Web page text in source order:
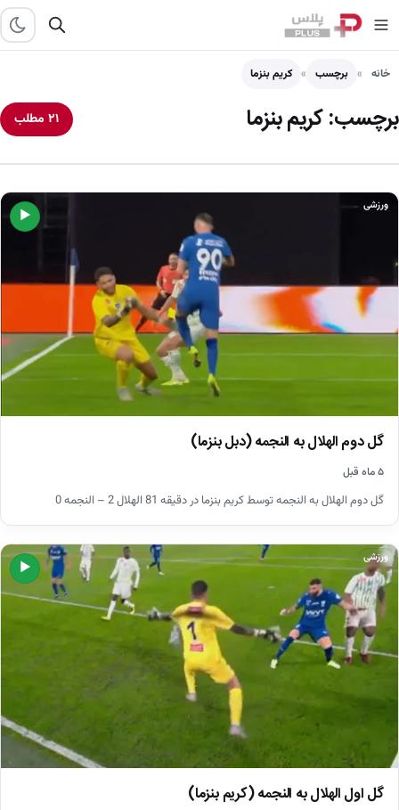
خانه برچسب کریم بنزما
برچسب:کریم بنزما ۲۱ مطلب
▶
ورزشی
گل دوم الهلال به النجمه (دبل بنزما)
۵ ماه قبل
گل دوم الهلال به النجمه توسط کریم بنزما در دقیقه 81 الهلال 2 – النجمه 0
▶
ورزشی
گل اول الهلال به النجمه (کریم بنزما)